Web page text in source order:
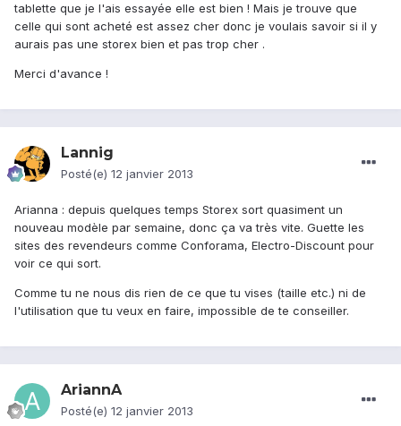
tablette que je l'ais essayée elle est bien ! Mais je trouve que
celle qui sont acheté est assez cher donc je voulais savoir si il y
aurais pas une storex bien et pas trop cher .
Merci d'avance !
Lannig
Posté(e) 12 janvier 2013
Arianna : depuis quelques temps Storex sort quasiment un
nouveau modèle par semaine, donc ça va très vite. Guette les
sites des revendeurs comme Conforama, Electro-Discount pour
voir ce qui sort.
Comme tu ne nous dis rien de ce que tu vises (taille etc.) ni de
l'utilisation que tu veux en faire, impossible de te conseiller.
AriannA
Posté(e) 12 janvier 2013